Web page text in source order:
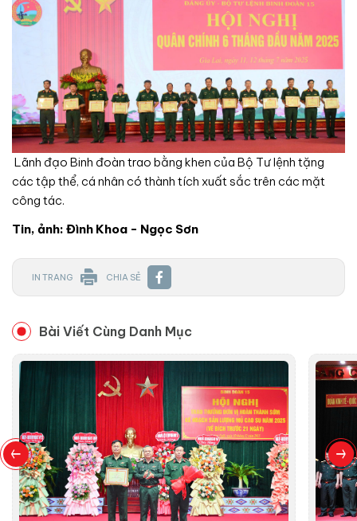
Lãnh đạo Binh đoàn trao bằng khen của Bộ Tư lệnh tặng
các tập thể, cá nhân có thành tích xuất sắc trên các mặt
công tác.
Tin, ảnh: Đình Khoa - Ngọc Sơn
IN TRANG CHIA SẺ
Bài Viết Cùng Danh Mục